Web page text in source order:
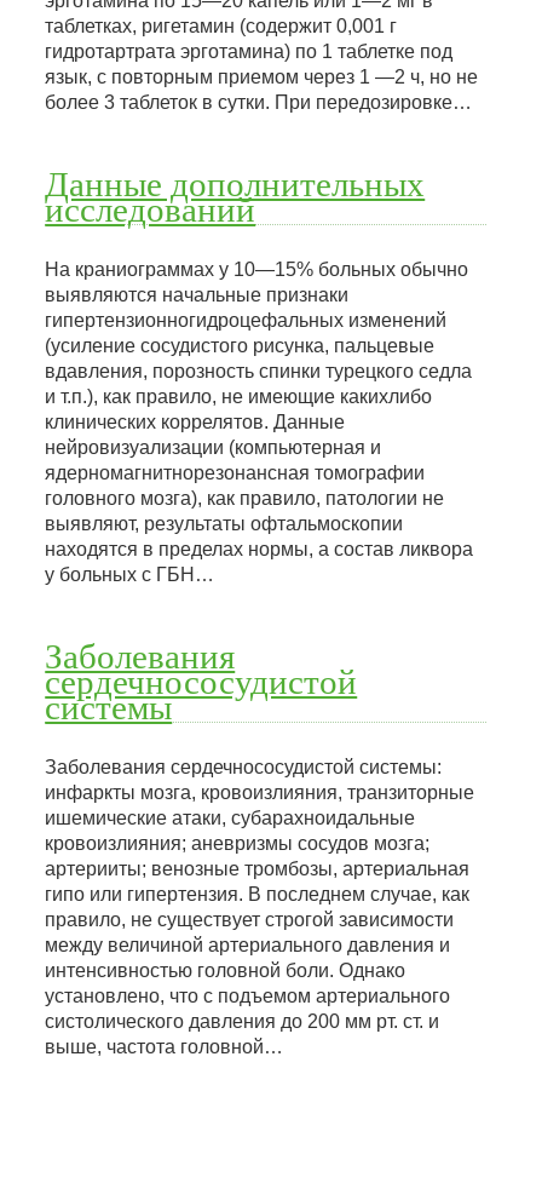
таблетках, ригетамин (содержит 0,001 г
гидротартрата эрготамина) по 1 таблетке под
язык, с повторным приемом через 1 —2 ч, но не
более 3 таблеток в сутки. При передозировке…
Данные дополнительных
исследований
На краниограммах у 10—15% больных обычно
выявляются начальные признаки
гипертензионногидроцефальных изменений
(усиление сосудистого рисунка, пальцевые
вдавления, порозность спинки турецкого седла
и т.п.), как правило, не имеющие какихлибо
клинических коррелятов. Данные
нейровизуализации (компьютерная и
ядерномагнитнорезонансная томографии
головного мозга), как правило, патологии не
выявляют, результаты офтальмоскопии
находятся в пределах нормы, а состав ликвора
у больных с ГБН…
Заболевания
сердечнососудистой
системы
Заболевания сердечнососудистой системы:
инфаркты мозга, кровоизлияния, транзиторные
ишемические атаки, субарахноидальные
кровоизлияния; аневризмы сосудов мозга;
артерииты; венозные тромбозы, артериальная
гипо или гипертензия. В последнем случае, как
правило, не существует строгой зависимости
между величиной артериального давления и
интенсивностью головной боли. Однако
установлено, что с подъемом артериального
систолического давления до 200 мм рт. ст. и
выше, частота головной…